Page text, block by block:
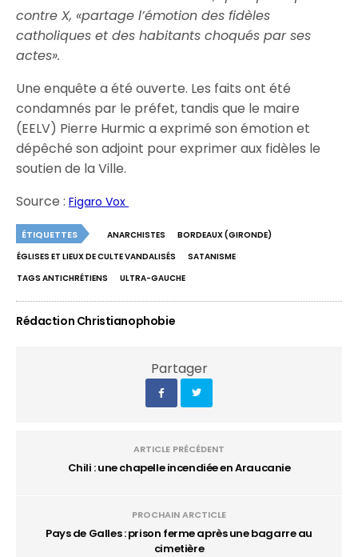
contre X, «partage l’émotion des fidèles
catholiques et des habitants choqués par ses
actes».
Une enquête a été ouverte. Les faits ont été
condamnés par le préfet, tandis que le maire
(EELV) Pierre Hurmic a exprimé son émotion et
dépêché son adjoint pour exprimer aux fidèles le
soutien de la Ville.
Source :Figaro Vox
ÉTIQUETTES ANARCHISTES
BORDEAUX (GIRONDE)
ÉGLISES ET LIEUX DE CULTE VANDALISÉS
SATANISME
TAGS ANTICHRÉTIENS
ULTRA-GAUCHE
Rédaction Christianophobie
Partager
ARTICLE PRÉCÉDENT
Chili : une chapelle incendiée en Araucanie
PROCHAIN ARCTICLE
Pays de Galles : prison ferme après une bagarre au
cimetière